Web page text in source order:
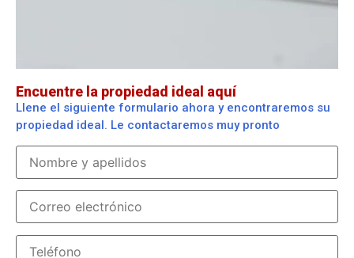
Encuentre la propiedad ideal aquí
Llene el siguiente formulario ahora y encontraremos su
propiedad ideal. Le contactaremos muy pronto